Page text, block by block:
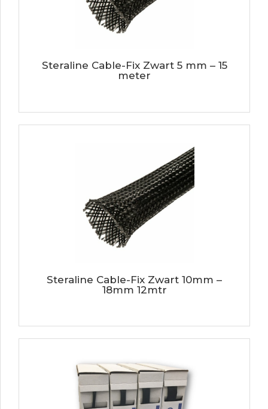
Steraline Cable-Fix Zwart 5 mm – 15
meter
Steraline Cable-Fix Zwart 10mm –
18mm 12mtr